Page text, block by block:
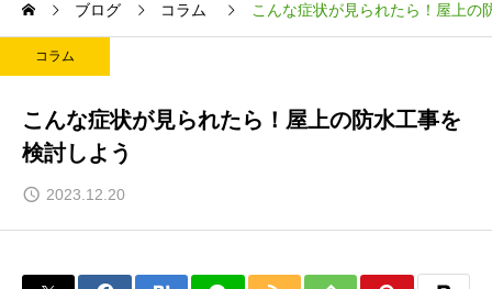
ブログ コラム こんな症状が見られたら！屋上の
コラム
こんな症状が見られたら！屋上の防水工事を
検討しよう
2023.12.20